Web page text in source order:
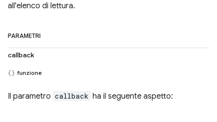
all'elenco di lettura.
PARAMETRI
callback
funzione
Il parametro callback ha il seguente aspetto: